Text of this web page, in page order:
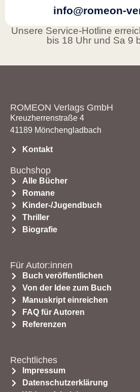
info@romeon-
Unsere Service-Hotline
bis 18 Uhr und Sa 9
ROMEON Verlags GmbH
Kreuzherrenstraße 4
41189 Mönchengladbach
Kontakt
Buchshop
Alle Bücher
Romane
Kinder-/Jugendbuch
Thriller
Biografie
Für Autor:innen
Buch veröffentlichen
Von der Idee zum Buch
Manuskript einreichen
FAQ für Autoren
Referenzen
Rechtliches
Impressum
Datenschutzerklärung